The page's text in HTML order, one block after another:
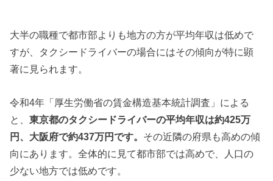
大半の職種で都市部よりも地方の方が平均年収は低めで
すが、タクシードライバーの場合にはその傾向が特に顕
著に見られます。
令和4年「厚生労働省の賃金構造基本統計調査」による
と、東京都のタクシードライバーの平均年収は約425万
円、大阪府で約437万円です。 その近隣の府県も高めの傾
向にあります。全体的に見て都市部では高めで、人口の
少ない地方では低めです。